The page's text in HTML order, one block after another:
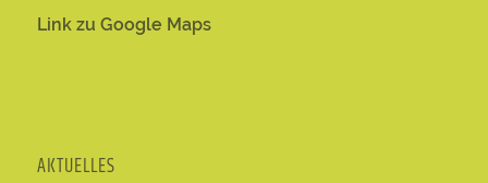
Link zu Google Maps
AKTUELLES